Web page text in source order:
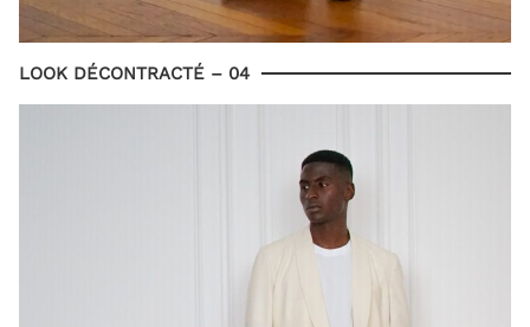
LOOK DÉCONTRACTÉ – 04